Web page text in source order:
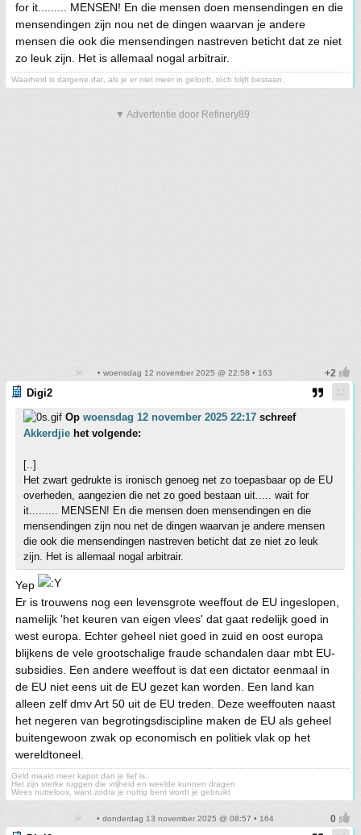
for it......... MENSEN! En die mensen doen mensendingen en die
mensendingen zijn nou net de dingen waarvan je andere
mensen die ook die mensendingen nastreven beticht dat ze niet
zo leuk zijn. Het is allemaal nogal arbitrair.
Waarheid is datgene dat, als je er niet meer in gelooft, tòch blijft bestaan.
▼ Advertentie door Refinery89
• woensdag 12 november 2025 @ 22:58 • 163
Digi2
Op woensdag 12 november 2025 22:17 schreef
Akkerdjie het volgende:
[..]
Het zwart gedrukte is ironisch genoeg net zo toepasbaar op de EU
overheden, aangezien die net zo goed bestaan uit..... wait for
it......... MENSEN! En die mensen doen mensendingen en die
mensendingen zijn nou net de dingen waarvan je andere mensen
die ook die mensendingen nastreven beticht dat ze niet zo leuk
zijn. Het is allemaal nogal arbitrair.
Yep
Er is trouwens nog een levensgrote weeffout de EU ingeslopen,
namelijk 'het keuren van eigen vlees' dat gaat redelijk goed in
west europa. Echter geheel niet goed in zuid en oost europa
blijkens de vele grootschalige fraude schandalen daar mbt EU-
subsidies. Een andere weeffout is dat een dictator eenmaal in
de EU niet eens uit de EU gezet kan worden. Een land kan
alleen zelf dmv Art 50 uit de EU treden. Deze weeffouten naast
het negeren van begrotingsdiscipline maken de EU als geheel
buitengewoon zwak op economisch en politiek vlak op het
wereldtoneel.
Geld maakt meer kapot dan je lief is.
Het zijn sterke ruggen die vrijheid en weelde kunnen dragen
Wees nutteloos, want zodra je nuttig bent wordt je gebruikt
• donderdag 13 november 2025 @ 08:57 • 164